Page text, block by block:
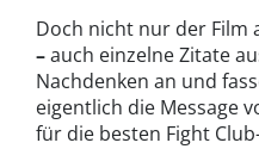
Doch nicht nur der Film
–auch einzelne Zitate
Nachdenken an und
eigentlich die Message
für die besten Fight